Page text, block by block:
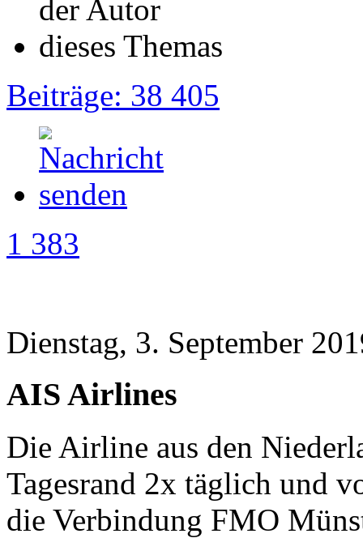
Beiträge: 38 405
1 383
Dienstag, 3. September
AIS Airlines
Die Airline aus den
Tagesrand 2x täglich und
die Verbindung FMO